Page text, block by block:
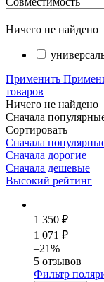
Ничего не найдено
Применить
товаров
Ничего не найдено
Сначала
Сортировать
Сначала
Сначала дорогие
Сначала дешевые
Высокий рейтинг
1 350 ₽
1 071 ₽
–21%
5 отзывов
Фильтр